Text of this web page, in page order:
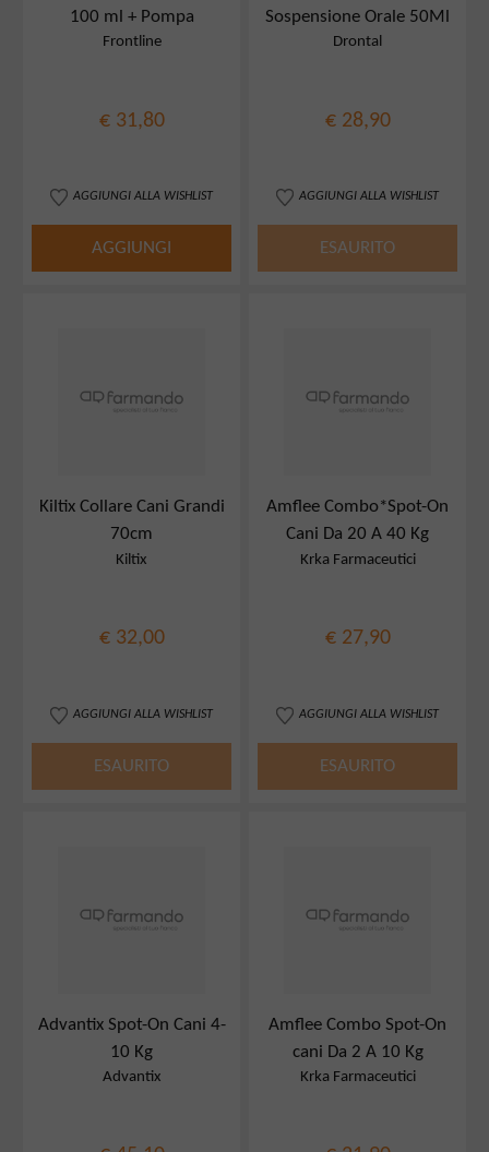
100 ml + Pompa
Frontline
€ 31,80
AGGIUNGI ALLA WISHLIST
AGGIUNGI
Sospensione Orale 50Ml
Drontal
€ 28,90
AGGIUNGI ALLA WISHLIST
ESAURITO
Kiltix Collare Cani Grandi
70cm
Kiltix
€ 32,00
AGGIUNGI ALLA WISHLIST
ESAURITO
Amflee Combo*Spot-On
Cani Da 20 A 40 Kg
Krka Farmaceutici
€ 27,90
AGGIUNGI ALLA WISHLIST
ESAURITO
Advantix Spot-On Cani 4-
10 Kg
Advantix
Amflee Combo Spot-On
cani Da 2 A 10 Kg
Krka Farmaceutici